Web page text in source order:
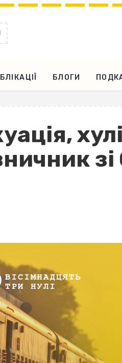
БЛОГИ